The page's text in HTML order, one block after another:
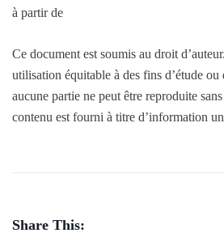
à partir de
Ce document est soumis au droit
utilisation équitable à des fins d’étude ou
aucune partie ne peut être reproduite
contenu est fourni à titre d’information
Share This: